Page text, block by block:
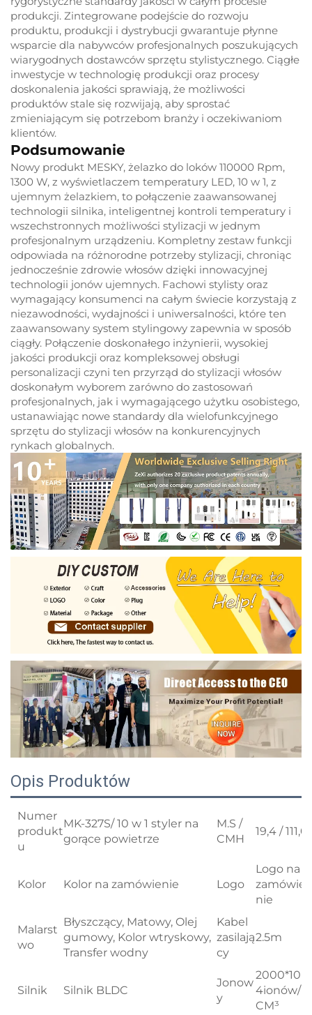
produkcji. Zintegrowane podejście do rozwoju
produktu, produkcji i dystrybucji gwarantuje płynne
wsparcie dla nabywców profesjonalnych poszukujących
wiarygodnych dostawców sprzętu stylistycznego. Ciągłe
inwestycje w technologię produkcji oraz procesy
doskonalenia jakości sprawiają, że możliwości
produktów stale się rozwijają, aby sprostać
zmieniającym się potrzebom branży i oczekiwaniom
klientów.
Podsumowanie
Nowy produkt MESKY, żelazko do loków 110000 Rpm,
1300 W, z wyświetlaczem temperatury LED, 10 w 1, z
ujemnym żelazkiem, to połączenie zaawansowanej
technologii silnika, inteligentnej kontroli temperatury i
wszechstronnych możliwości stylizacji w jednym
profesjonalnym urządzeniu. Kompletny zestaw funkcji
odpowiada na różnorodne potrzeby stylizacji, chroniąc
jednocześnie zdrowie włosów dzięki innowacyjnej
technologii jonów ujemnych. Fachowi stylisty oraz
wymagający konsumenci na całym świecie korzystają z
niezawodności, wydajności i uniwersalności, które ten
zaawansowany system stylingowy zapewnia w sposób
ciągły. Połączenie doskonałego inżynierii, wysokiej
jakości produkcji oraz kompleksowej obsługi
personalizacji czyni ten przyrząd do stylizacji włosów
doskonałym wyborem zarówno do zastosowań
profesjonalnych, jak i wymagającego użytku osobistego,
ustanawiając nowe standardy dla wielofunkcyjnego
sprzętu do stylizacji włosów na konkurencyjnych
rynkach globalnych.
Opis Produktów
Numer
produkt
u
MK-327S/ 10 w 1 styler na
gorące powietrze
M.S /
CMH
19,4 / 111,0
Kolor Kolor na zamówienie Logo
Logo na
zamówie
nie
Malarst
wo
Błyszczący, Matowy, Olej
gumowy, Kolor wtryskowy,
Transfer wodny
Kabel
zasilają
cy
2.5m
Silnik Silnik BLDC
Jonow
y
2000*10
4ionów/
CM³